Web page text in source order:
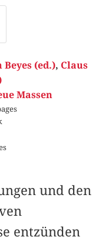
Beyes (ed.), Claus
Massen
und den
entzünden